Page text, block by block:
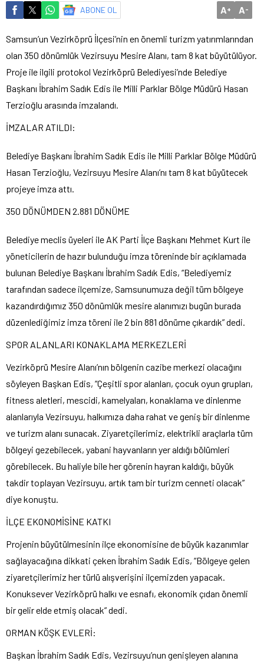
ABONE OL A+ A-
Samsun’un Vezirköprü İlçesi’nin en önemli turizm yatırımlarından
olan 350 dönümlük Vezirsuyu Mesire Alanı, tam 8 kat büyütülüyor.
Proje ile ilgili protokol Vezirköprü Belediyesi’nde Belediye
Başkanı İbrahim Sadık Edis ile Milli Parklar Bölge Müdürü Hasan
Terzioğlu arasında imzalandı.
İMZALAR ATILDI:
Belediye Başkanı İbrahim Sadık Edis ile Milli Parklar Bölge Müdürü
Hasan Terzioğlu, Vezirsuyu Mesire Alanı’nı tam 8 kat büyütecek
projeye imza attı.
350 DÖNÜMDEN 2.881 DÖNÜME
Belediye meclis üyeleri ile AK Parti İlçe Başkanı Mehmet Kurt ile
yöneticilerin de hazır bulunduğu imza töreninde bir açıklamada
bulunan Belediye Başkanı İbrahim Sadık Edis, “Belediyemiz
tarafından sadece ilçemize, Samsunumuza değil tüm bölgeye
kazandırdığımız 350 dönümlük mesire alanımızı bugün burada
düzenlediğimiz imza töreni ile 2 bin 881 dönüme çıkardık” dedi.
SPOR ALANLARI KONAKLAMA MERKEZLERİ
Vezirköprü Mesire Alanı’nın bölgenin cazibe merkezi olacağını
söyleyen Başkan Edis, “Çeşitli spor alanları, çocuk oyun grupları,
fitness aletleri, mescidi, kamelyaları, konaklama ve dinlenme
alanlarıyla Vezirsuyu, halkımıza daha rahat ve geniş bir dinlenme
ve turizm alanı sunacak. Ziyaretçilerimiz, elektrikli araçlarla tüm
bölgeyi gezebilecek, yabani hayvanların yer aldığı bölümleri
görebilecek. Bu haliyle bile her görenin hayran kaldığı, büyük
takdir toplayan Vezirsuyu, artık tam bir turizm cenneti olacak”
diye konuştu.
İLÇE EKONOMİSİNE KATKI
Projenin büyütülmesinin ilçe ekonomisine de büyük kazanımlar
sağlayacağına dikkati çeken İbrahim Sadık Edis, “Bölgeye gelen
ziyaretçilerimiz her türlü alışverişini ilçemizden yapacak.
Konuksever Vezirköprü halkı ve esnafı, ekonomik çıdan önemli
bir gelir elde etmiş olacak” dedi.
ORMAN KÖŞK EVLERİ:
Başkan İbrahim Sadık Edis, Vezirsuyu’nun genişleyen alanına